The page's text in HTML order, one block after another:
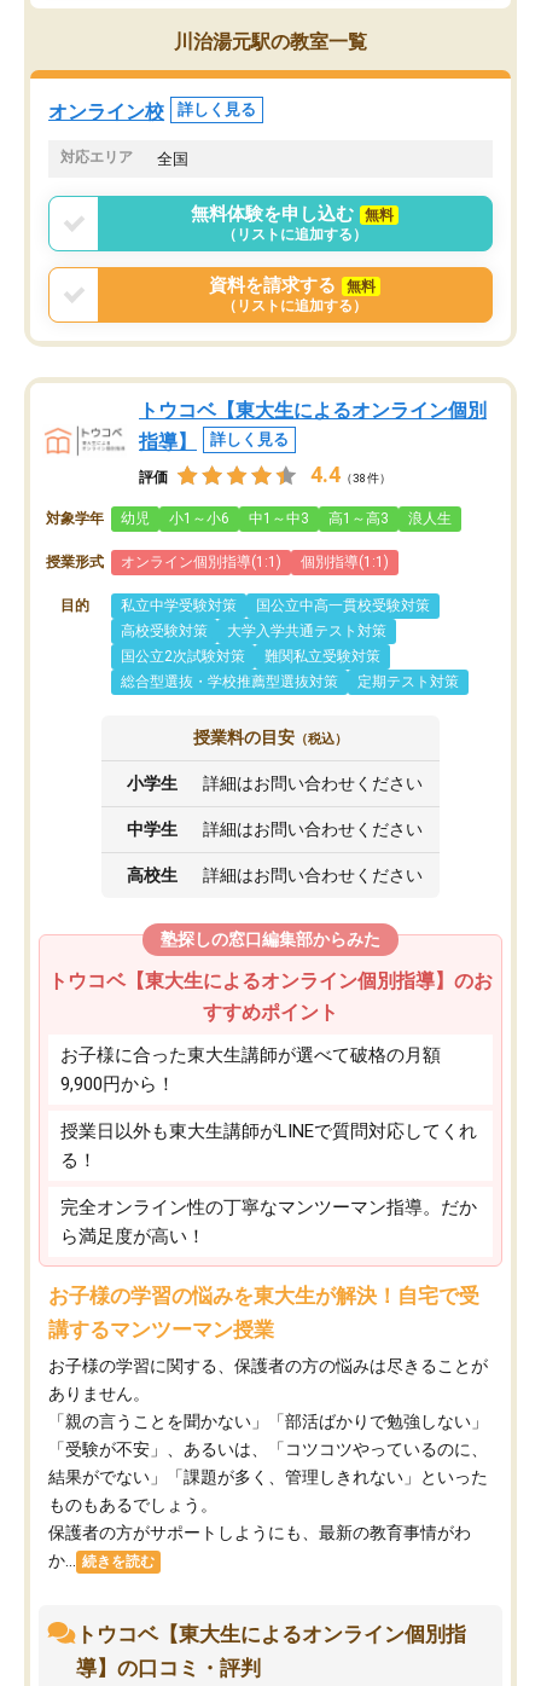
であるので無料の週末教室を使用しな
がら頑張って欲しいと思います！
川治湯元駅の教室一覧
オンライン校 詳しく見る
対応エリア 全国
無料体験を申し込む
無料
（リストに追加する）
資料を請求する
無料
（リストに追加する）
トウコベ【東大生によるオンライン個別
指導】
詳しく見る
評価 4.4 （38件）
対象学年 幼児 小1～小6 中1～中3 高1～高3 浪人生
授業形式 オンライン個別指導(1:1) 個別指導(1:1)
目的 私立中学受験対策
国公立中高一貫校受験対策
高校受験対策
大学入学共通テスト対策
国公立2次試験対策
難関私立受験対策
総合型選抜・学校推薦型選抜対策
定期テスト対策
授業料の目安 （税込）
小学生 詳細はお問い合わせください
中学生 詳細はお問い合わせください
高校生 詳細はお問い合わせください
塾探しの窓口編集部からみた
トウコベ【東大生によるオンライン個別指導】のお
すすめポイント
お子様に合った東大生講師が選べて破格の月額
9,900円から！
授業日以外も東大生講師がLINEで質問対応してくれ
る！
完全オンライン性の丁寧なマンツーマン指導。だか
ら満足度が高い！
お子様の学習の悩みを東大生が解決！自宅で受
講するマンツーマン授業
お子様の学習に関する、保護者の方の悩みは尽きることが
ありません。
「親の言うことを聞かない」「部活ばかりで勉強しない」
「受験が不安」、あるいは、「コツコツやっているのに、
結果がでない」「課題が多く、管理しきれない」といった
ものもあるでしょう。
保護者の方がサポートしようにも、最新の教育事情がわ
か...
続きを読む
トウコベ【東大生によるオンライン個別指
導】の口コミ・評判